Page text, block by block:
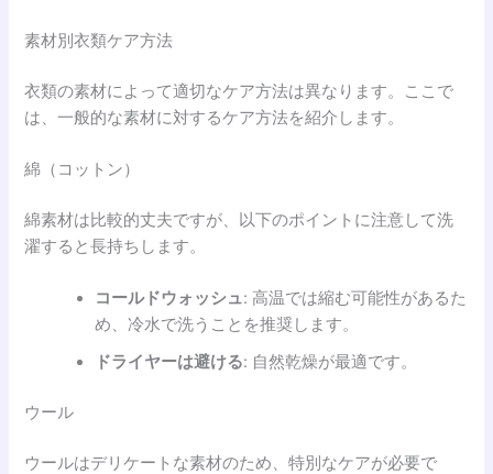
素材別衣類ケア方法
衣類の素材によって適切なケア方法は異なります。ここで
は、一般的な素材に対するケア方法を紹介します。
綿（コットン）
綿素材は比較的丈夫ですが、以下のポイントに注意して洗
濯すると長持ちします。
コールドウォッシュ: 高温では縮む可能性があるた
め、冷水で洗うことを推奨します。
ドライヤーは避ける: 自然乾燥が最適です。
ウール
ウールはデリケートな素材のため、特別なケアが必要で